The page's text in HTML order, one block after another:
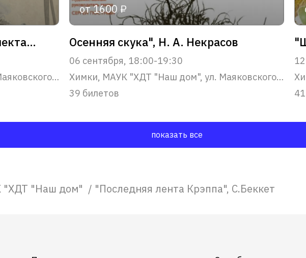
"О любви и прочих бесах", спектакль - концерт
Химки, МАУК "ХДТ "Наш дом", ул. Маяковского, 22
от 1600 ₽
Осенняя скука", Н. А. Некрасов
06 сентября, 18:00-19:30
Химки, МАУК "ХДТ "Наш дом", ул. Маяковского, 22
39 билетов
показать все
"ХДТ "Наш дом" / "Последняя лента Крэппа", С.Беккет